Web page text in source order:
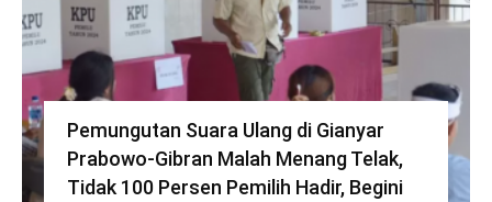
Pemungutan Suara Ulang di Gianyar
Prabowo-Gibran Malah Menang Telak,
Tidak 100 Persen Pemilih Hadir, Begini